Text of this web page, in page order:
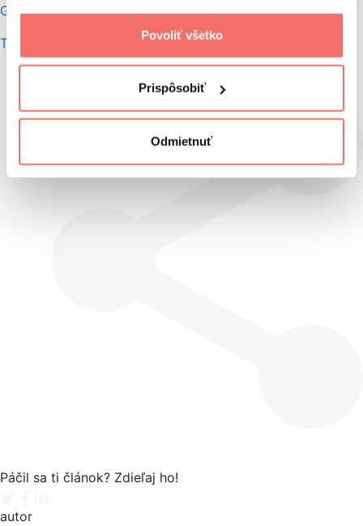
Povoliť všetko
Prispôsobiť
Odmietnuť
Googli v roku 2021
To chcem vidieť
Páčil sa ti článok? Zdieľaj ho!
autor